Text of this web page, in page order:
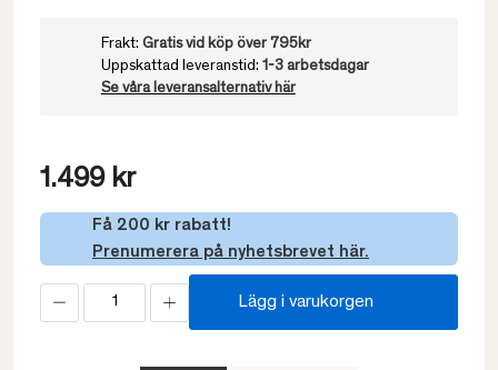
Frakt: Gratis vid köp över 795kr
Uppskattad leveranstid: 1-3 arbetsdagar
Se våra leveransalternativ här
1.499 kr
Få 200 kr rabatt!
Prenumerera på nyhetsbrevet här.
Lägg i varukorgen